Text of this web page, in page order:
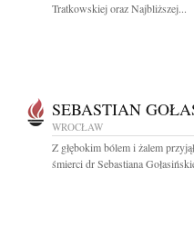
Tratkowskiej oraz Najbliższej...
SEBASTIAN
WROCŁAW
Z głębokim bólem i żalem
śmierci dr Sebastiana